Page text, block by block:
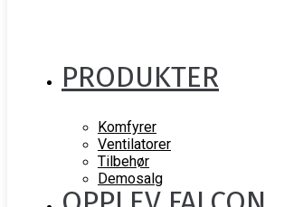
PRODUKTER
Komfyrer
Ventilatorer
Tilbehør
Demosalg